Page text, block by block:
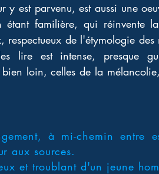
y est parvenu, est aussi une
étant familière, qui réinvente
de l'étymologie des
lire est intense, presque
loin, celles de la
à mi-chemin entre
aux sources.
et troublant d'un jeune